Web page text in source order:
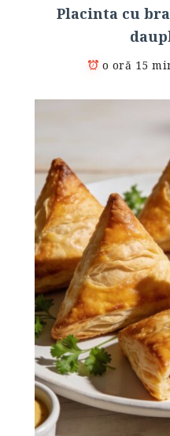
Placinta cu
o oră 15